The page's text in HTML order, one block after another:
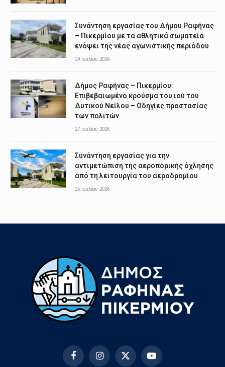
Συνάντηση εργασίας του Δήμου Ραφήνας
– Πικερμίου με τα αθλητικά σωματεία
ενόψει της νέας αγωνιστικής περιόδου
29 Ιουλίου 2026
Δήμος Ραφήνας – Πικερμίου:
Επιβεβαιωμένο κρούσμα του ιού του
Δυτικού Νείλου – Οδηγίες προστασίας
των πολιτών
27 Ιουλίου 2026
Συνάντηση εργασίας για την
αντιμετώπιση της αεροπορικής όχλησης
από τη λειτουργία του αεροδρομίου
25 Ιουλίου 2026
FacebookInstagramX
YouTube